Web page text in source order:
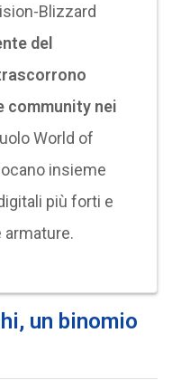
Blizzard
del
community nei
World of
insieme
più forti e
un binomio